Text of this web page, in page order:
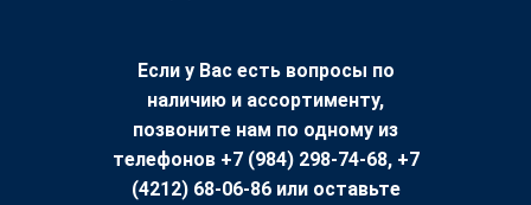
Если у Вас есть вопросы по
наличию и ассортименту,
позвоните нам по одному из
телефонов +7 (984) 298-74-68, +7
(4212) 68-06-86 или оставьте